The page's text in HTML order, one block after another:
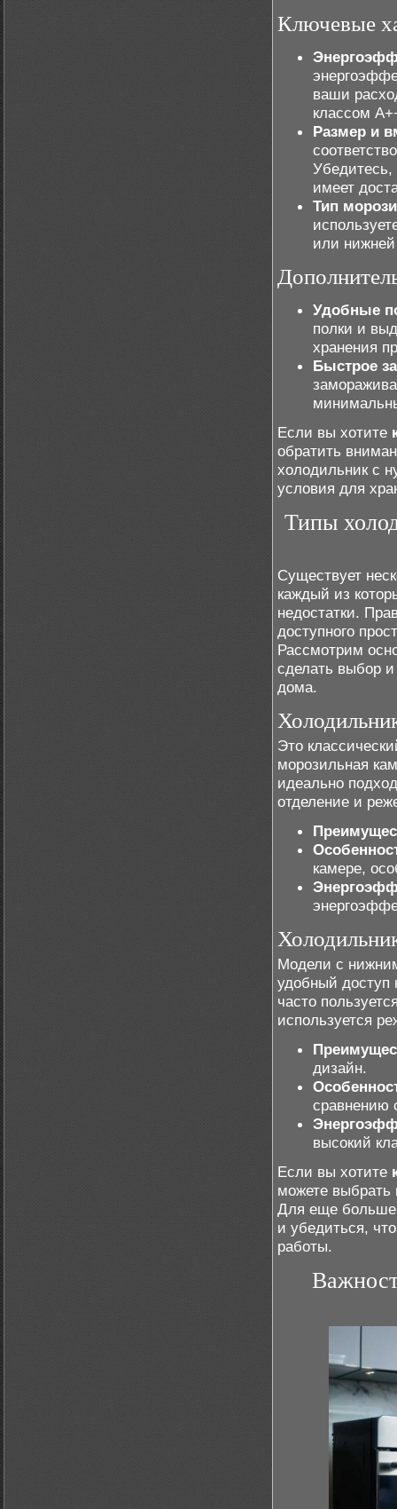
Ключевые
ваши
классом
Размер и
Убедитесь,
имеет
Тип
или нижней
Удобные
полки и
хранения
Быстрое
Если вы хотите
обратить
холодильник с
условия для
Типы
Существует
каждый из
недостатки.
доступного
Рассмотрим
сделать выбор
дома.
Это
морозильная
идеально
отделение и
камере,
Модели с
удобный доступ
часто
используется
дизайн.
сравнению
высокий
Если вы хотите
можете выбрать
Для еще
и убедиться,
работы.